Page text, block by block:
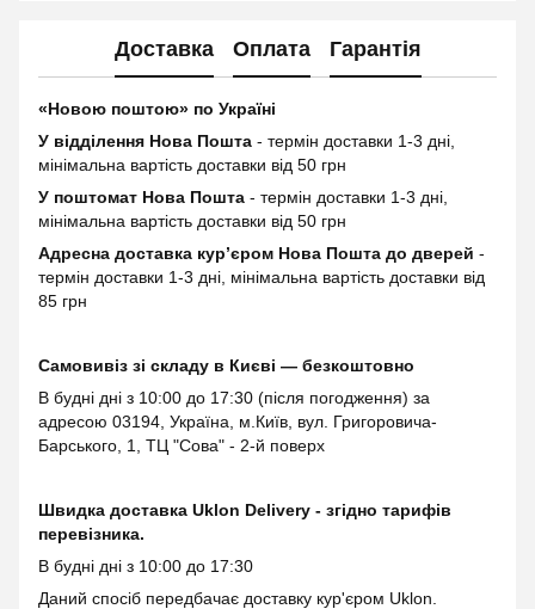
Доставка Оплата Гарантія
«Новою поштою» по Україні
У відділення Нова Пошта - термін доставки 1-3 дні,
мінімальна вартість доставки від 50 грн
У поштомат Нова Пошта - термін доставки 1-3 дні,
мінімальна вартість доставки від 50 грн
Адресна доставка курʼєром Нова Пошта до дверей -
термін доставки 1-3 дні, мінімальна вартість доставки від
85 грн
Самовивіз зі складу в Києві — безкоштовно
В будні дні з 10:00 до 17:30 (після погодження) за
адресою 03194, Україна, м.Київ, вул. Григоровича-
Барського, 1, ТЦ "Сова" - 2-й поверх
Швидка доставка Uklon Delivery - згідно тарифів
перевізника.
В будні дні з 10:00 до 17:30
Даний спосіб передбачає доставку кур'єром Uklon.